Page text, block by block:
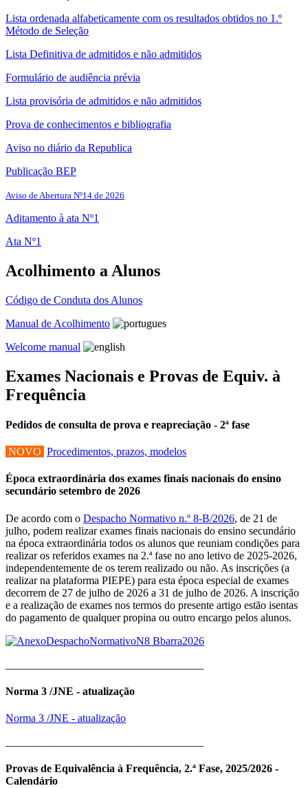
Lista ordenada alfabeticamente com os resultados obtidos no 1.º
Método de Seleção
Lista Definitiva de admitidos e não admitidos
Formulário de audiência prévia
Lista provisória de admitidos e não admitidos
Prova de conhecimentos e bibliografia
Aviso no diário da Republica
Publicação BEP
Aviso de Abertura Nº14 de 2026
Aditamento à ata Nº1
Ata Nº1
Acolhimento a Alunos
Código de Conduta dos Alunos
Manual de Acolhimento
Welcome manual
Exames Nacionais e Provas de Equiv. à
Frequência
Pedidos de consulta de prova e reapreciação - 2ª fase
NOVO Procedimentos, prazos, modelos
Época extraordinária dos exames finais nacionais do ensino
secundário setembro de 2026
De acordo com o Despacho Normativo n.º 8-B/2026, de 21 de
julho, podem realizar exames finais nacionais do ensino secundário
na época extraordinária todos os alunos que reuniam condições para
realizar os referidos exames na 2.ª fase no ano letivo de 2025-2026,
independentemente de os terem realizado ou não. As inscrições (a
realizar na plataforma PIEPE) para esta época especial de exames
decorrem de 27 de julho de 2026 a 31 de julho de 2026. A inscrição
e a realização de exames nos termos do presente artigo estão isentas
do pagamento de qualquer propina ou outro encargo pelos alunos.
Norma 3 /JNE - atualização
Norma 3 /JNE - atualização
Provas de Equivalência à Frequência, 2.ª Fase, 2025/2026 -
Calendário